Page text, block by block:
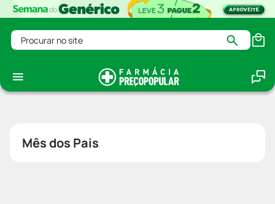
Procurar no site
Mês dos Pais